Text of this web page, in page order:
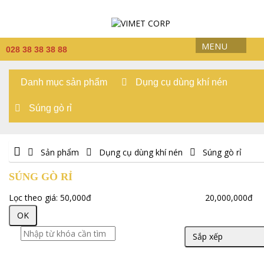
028 38 38 38 88 MENU
Danh mục sản phẩm Dụng cụ dùng khí nén
Súng gò rỉ
Sản phẩm Dụng cụ dùng khí nén Súng gò rỉ
SÚNG GÒ RỈ
Lọc theo giá: 50,000đ
20,000,000đ
OK
Sắp xếp